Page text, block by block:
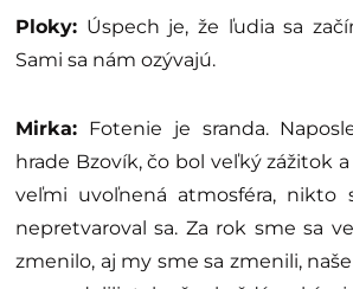
Ploky: Úspech je, že ľudia sa
Sami sa nám ozývajú.
Mirka: Fotenie je sranda.
hrade Bzovík, čo bol veľký zážitok
veľmi uvoľnená atmosféra, nikto
nepretvaroval sa. Za rok sme sa
zmenilo, aj my sme sa zmenili,